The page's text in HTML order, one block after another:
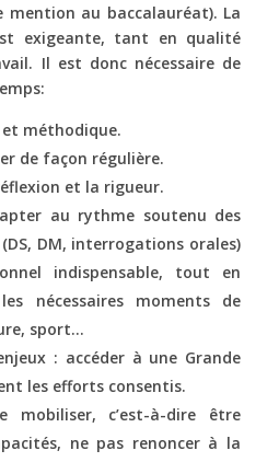
mention au baccalauréat). La
exigeante, tant en qualité
Il est donc nécessaire de
méthodique.
de façon régulière.
et la rigueur.
au rythme soutenu des
DM, interrogations orales)
indispensable, tout en
nécessaires moments de
sport…
: accéder à une Grande
les efforts consentis.
mobiliser, c’est-à-dire être
ne pas renoncer à la